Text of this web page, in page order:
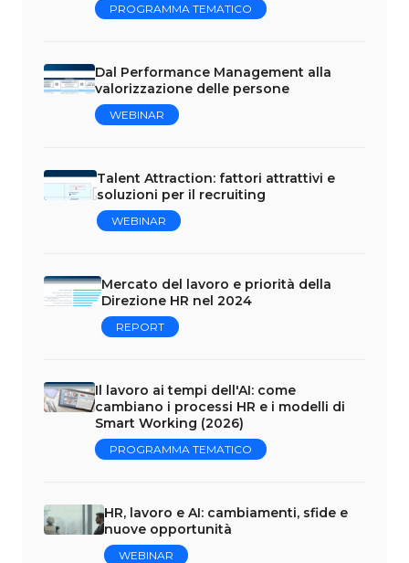
PROGRAMMA TEMATICO
Dal Performance Management alla
valorizzazione delle persone
WEBINAR
Talent Attraction: fattori attrattivi e
soluzioni per il recruiting
WEBINAR
Mercato del lavoro e priorità della
Direzione HR nel 2024
REPORT
Il lavoro ai tempi dell'AI: come
cambiano i processi HR e i modelli di
Smart Working (2026)
PROGRAMMA TEMATICO
HR, lavoro e AI: cambiamenti, sfide e
nuove opportunità
WEBINAR